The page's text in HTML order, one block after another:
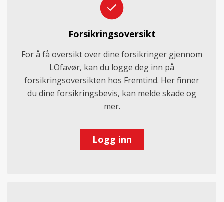
Forsikringsoversikt
For å få oversikt over dine forsikringer gjennom
LOfavør, kan du logge deg inn på
forsikringsoversikten hos Fremtind. Her finner
du dine forsikringsbevis, kan melde skade og
mer.
Logg inn